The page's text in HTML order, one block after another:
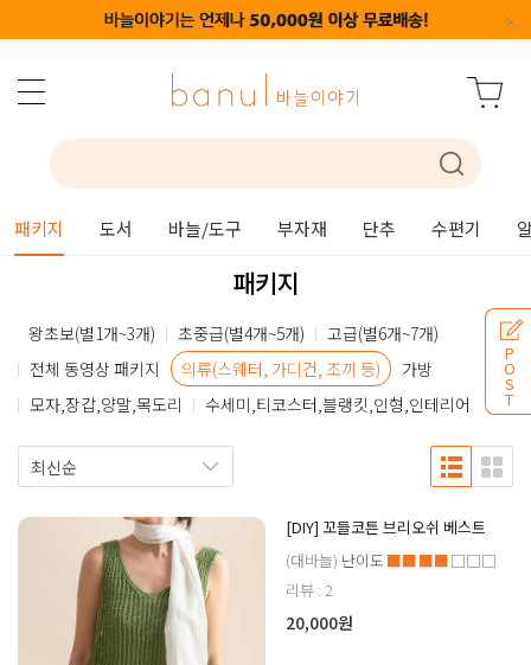
패키지 도서 바늘/도구 부자재 단추 수편기
P
O
S
T
패키지
왕초보(별1개~3개) 초중급(별4개~5개)
고급(별6개~7개)
전체 동영상 패키지
의류(스웨터, 가디건, 조끼 등)
가방
모자,장갑,양말,목도리
수세미,티코스터,블랭킷,인형,인테리어
[DIY] 꼬들코튼 브리오쉬 베스트
(대바늘) 난이도 ■■■■□□□
리뷰 : 2
20,000원